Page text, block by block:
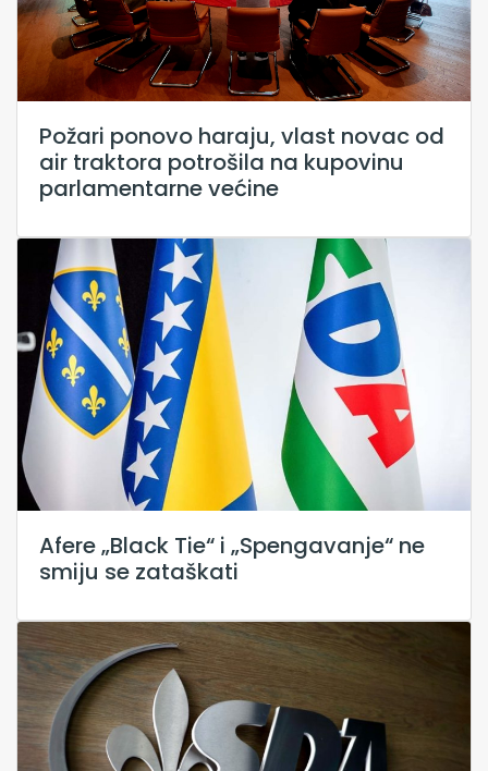
Požari ponovo haraju, vlast novac od
air traktora potrošila na kupovinu
parlamentarne većine
Afere „Black Tie“ i „Spengavanje“ ne
smiju se zataškati